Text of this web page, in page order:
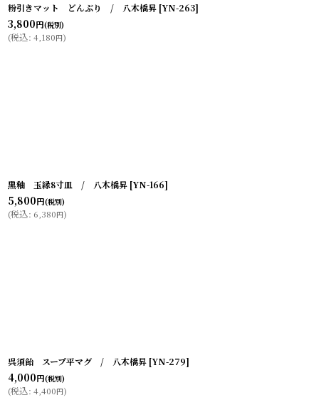
粉引きマット どんぶり / 八木橋昇 [YN-263]
3,800円(税別)
(税込: 4,180円)
黒釉 玉縁8寸皿 / 八木橋昇 [YN-166]
5,800円(税別)
(税込: 6,380円)
呉須飴 スープ平マグ / 八木橋昇 [YN-279]
4,000円(税別)
(税込: 4,400円)